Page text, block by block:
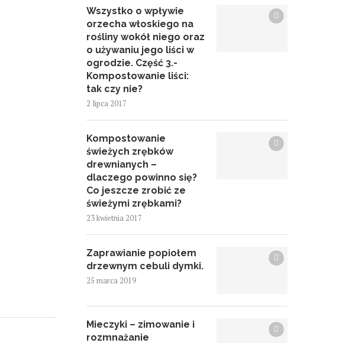
Wszystko o wpływie
orzecha włoskiego na
rośliny wokół niego oraz
o używaniu jego liści w
ogrodzie. Część 3.-
Kompostowanie liści:
tak czy nie?
2 lipca 2017
Kompostowanie
świeżych zrębków
drewnianych –
dlaczego powinno się?
Co jeszcze zrobić ze
świeżymi zrębkami?
23 kwietnia 2017
Zaprawianie popiołem
drzewnym cebuli dymki.
25 marca 2019
Mieczyki – zimowanie i
rozmnażanie